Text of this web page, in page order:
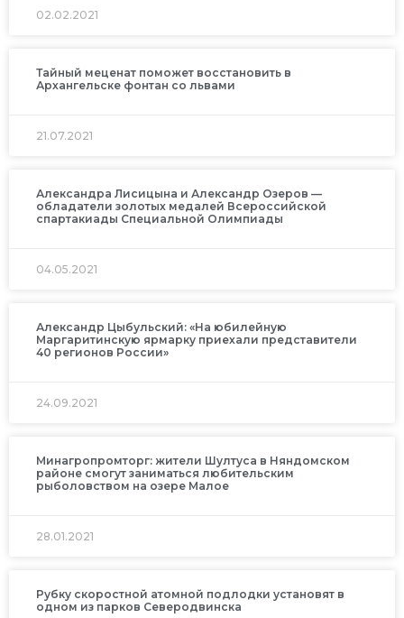
02.02.2021
Тайный меценат поможет восстановить в
Архангельске фонтан со львами
21.07.2021
Александра Лисицына и Александр Озеров —
обладатели золотых медалей Всероссийской
спартакиады Специальной Олимпиады
04.05.2021
Александр Цыбульский: «На юбилейную
Маргаритинскую ярмарку приехали представители
40 регионов России»
24.09.2021
Минагропромторг: жители Шултуса в Няндомском
районе смогут заниматься любительским
рыболовством на озере Малое
28.01.2021
Рубку скоростной атомной подлодки установят в
одном из парков Северодвинска